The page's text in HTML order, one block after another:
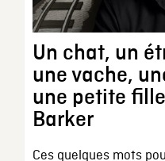
Un chat, un
une vache,
une petite fille
Barker
Ces quelques mots